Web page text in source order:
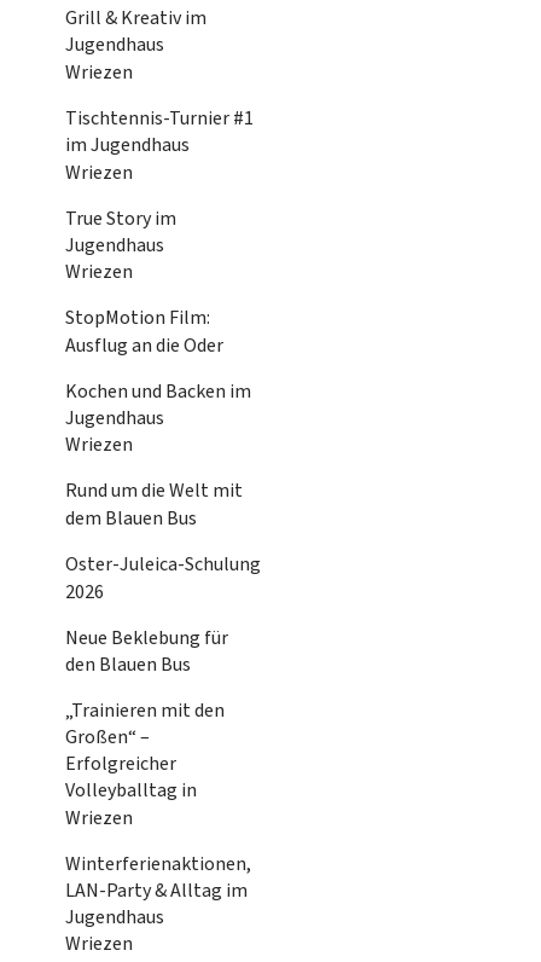
Grill & Kreativ im
Jugendhaus
Wriezen
Tischtennis-Turnier #1
im Jugendhaus
Wriezen
True Story im
Jugendhaus
Wriezen
StopMotion Film:
Ausflug an die Oder
Kochen und Backen im
Jugendhaus
Wriezen
Rund um die Welt mit
dem Blauen Bus
Oster-Juleica-Schulung
2026
Neue Beklebung für
den Blauen Bus
„Trainieren mit den
Großen“ –
Erfolgreicher
Volleyballtag in
Wriezen
Winterferienaktionen,
LAN-Party & Alltag im
Jugendhaus
Wriezen